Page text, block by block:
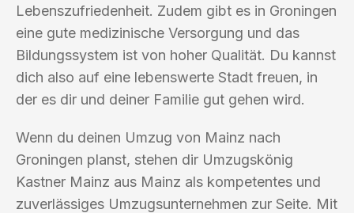
Lebenszufriedenheit. Zudem gibt es in Groningen
eine gute medizinische Versorgung und das
Bildungssystem ist von hoher Qualität. Du kannst
dich also auf eine lebenswerte Stadt freuen, in
der es dir und deiner Familie gut gehen wird.
Wenn du deinen Umzug von Mainz nach
Groningen planst, stehen dir Umzugskönig
Kastner Mainz aus Mainz als kompetentes und
zuverlässiges Umzugsunternehmen zur Seite. Mit